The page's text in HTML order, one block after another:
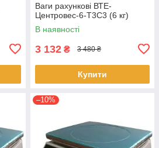
Ваги рахункові ВТЕ-
Центровес-6-Т3С3 (6 кг)
В наявності
3 132 ₴ 3 480 ₴
Купити
–10%